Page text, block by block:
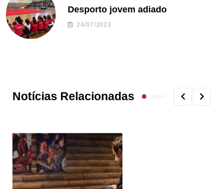
Desporto jovem adiado
24/07/2023
Notícias Relacionadas